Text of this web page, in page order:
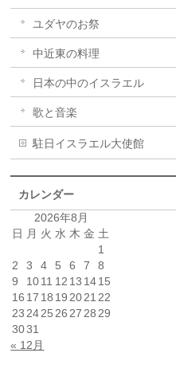
ユダヤのお祭
中近東の料理
日本の中のイスラエル
歌と音楽
駐日イスラエル大使館
カレンダー
2026年8月
日 月 火 水 木 金 土
1
2
3 4 5 6 7
8
9
1011 12 13 1415
16 17 18 19 2021 22
23 2425 26 27 28 29
3031
« 12月